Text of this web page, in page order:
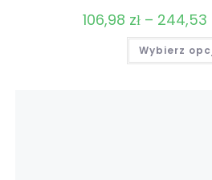
106,98 zł – 244,53
Wybierz